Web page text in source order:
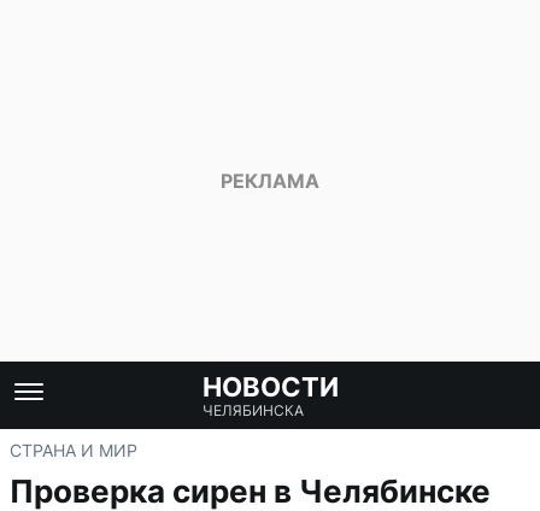
НОВОСТИ
ЧЕЛЯБИНСКА
СТРАНА И МИР
Проверка сирен в Челябинске